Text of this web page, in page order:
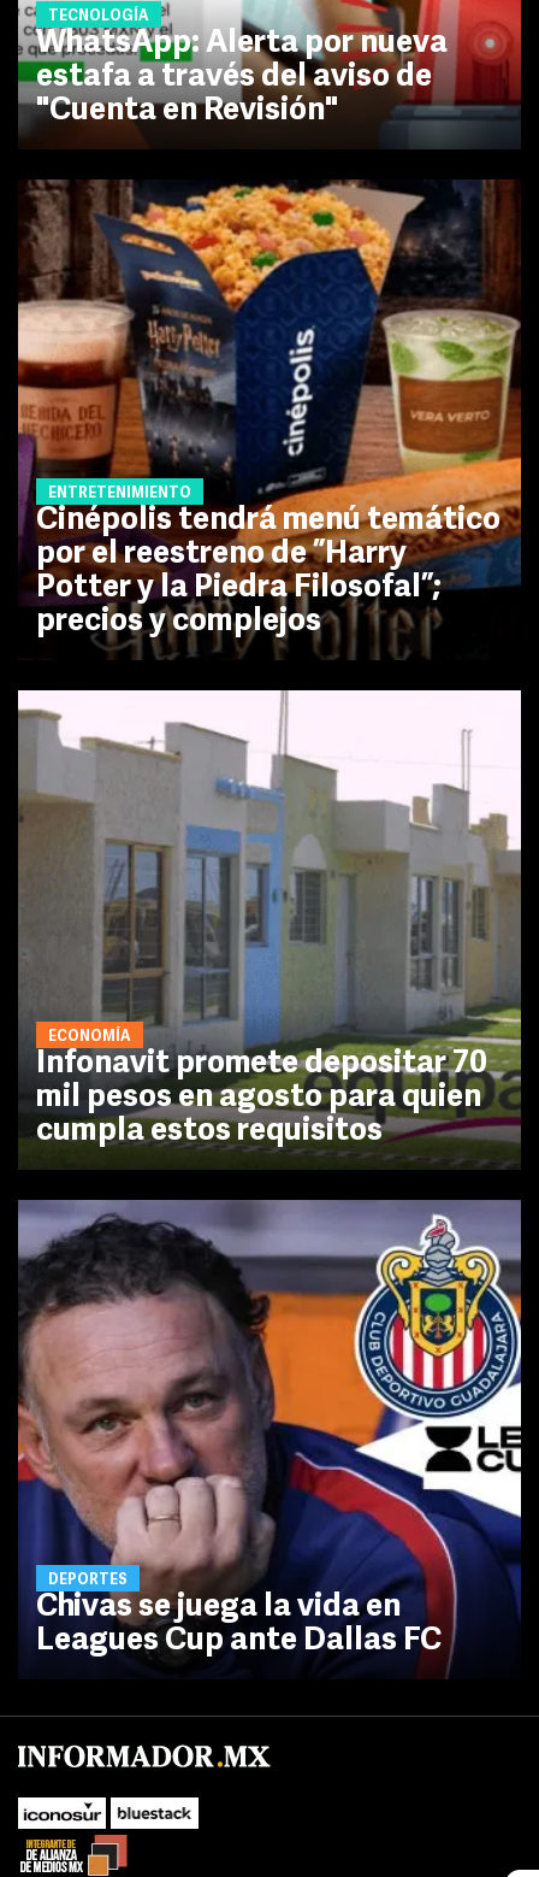
TECNOLOGÍA
WhatsApp: Alerta por nueva
estafa a través del aviso de
"Cuenta en Revisión"
ENTRETENIMIENTO
Cinépolis tendrá menú temático
por el reestreno de ”Harry
Potter y la Piedra Filosofal”;
precios y complejos
ECONOMÍA
Infonavit promete depositar 70
mil pesos en agosto para quien
cumpla estos requisitos
DEPORTES
Chivas se juega la vida en
Leagues Cup ante Dallas FC